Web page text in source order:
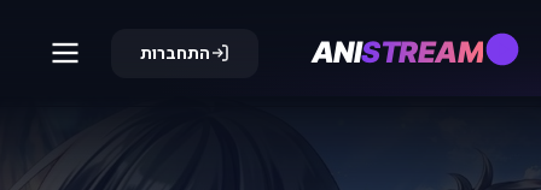
ANISTREAM התחברות